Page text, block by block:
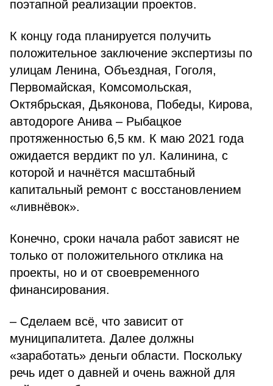
поэтапной реализации проектов.
К концу года планируется получить
положительное заключение экспертизы по
улицам Ленина, Объездная, Гоголя,
Первомайская, Комсомольская,
Октябрьская, Дьяконова, Победы, Кирова,
автодороге Анива – Рыбацкое
протяженностью 6,5 км. К маю 2021 года
ожидается вердикт по ул. Калинина, с
которой и начнётся масштабный
капитальный ремонт с восстановлением
«ливнёвок».
Конечно, сроки начала работ зависят не
только от положительного отклика на
проекты, но и от своевременного
финансирования.
– Сделаем всё, что зависит от
муниципалитета. Далее должны
«заработать» деньги области. Поскольку
речь идет о давней и очень важной для